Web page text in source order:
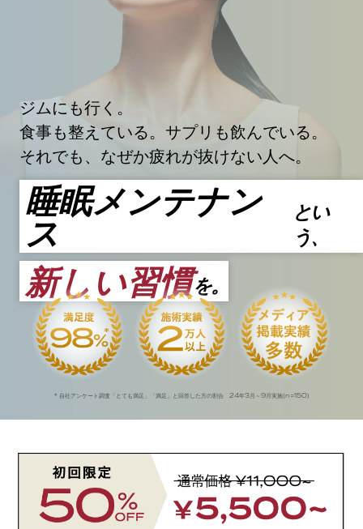
ジムにも行く。
食事も整えている。サプリも飲んでいる。
それでも、なぜか疲れが抜けない人へ。
睡眠メンテナン
ス
とい
う、
新しい習慣を。
* 自社アンケート調査「とても満足」「満足」と回答した方の割合 24年3月～ 9月実施(n=150)